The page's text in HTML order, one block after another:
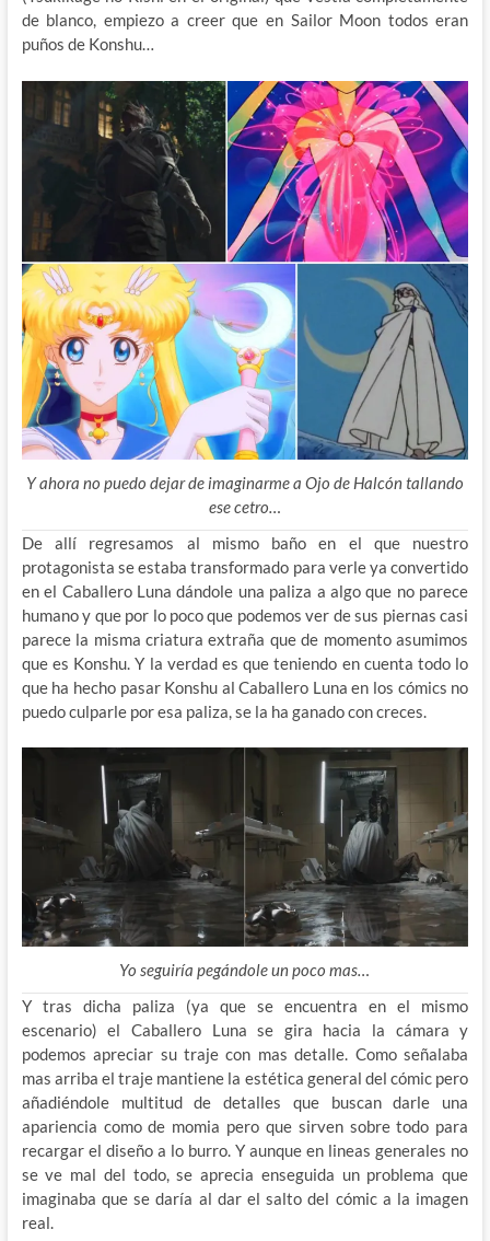
de blanco, empiezo a creer que en Sailor Moon todos eran
puños de Konshu…
Y ahora no puedo dejar de imaginarme a Ojo de Halcón tallando
ese cetro…
De allí regresamos al mismo baño en el que nuestro
protagonista se estaba transformado para verle ya convertido
en el Caballero Luna dándole una paliza a algo que no parece
humano y que por lo poco que podemos ver de sus piernas casi
parece la misma criatura extraña que de momento asumimos
que es Konshu. Y la verdad es que teniendo en cuenta todo lo
que ha hecho pasar Konshu al Caballero Luna en los cómics no
puedo culparle por esa paliza, se la ha ganado con creces.
Yo seguiría pegándole un poco mas…
Y tras dicha paliza (ya que se encuentra en el mismo
escenario) el Caballero Luna se gira hacia la cámara y
podemos apreciar su traje con mas detalle. Como señalaba
mas arriba el traje mantiene la estética general del cómic pero
añadiéndole multitud de detalles que buscan darle una
apariencia como de momia pero que sirven sobre todo para
recargar el diseño a lo burro. Y aunque en lineas generales no
se ve mal del todo, se aprecia enseguida un problema que
imaginaba que se daría al dar el salto del cómic a la imagen
real.